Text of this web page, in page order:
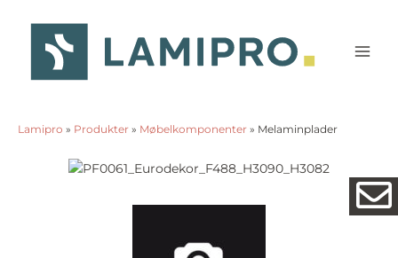
indholdet
Lamipro » Produkter » Møbelkomponenter » Melaminplader